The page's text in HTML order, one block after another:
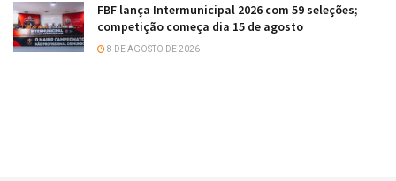
FBF lança Intermunicipal 2026 com 59 seleções;
competição começa dia 15 de agosto
8 DE AGOSTO DE 2026